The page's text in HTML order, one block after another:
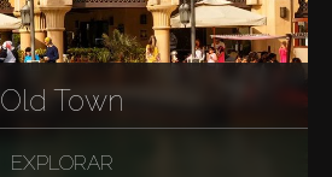
Old Town
EXPLORAR